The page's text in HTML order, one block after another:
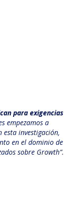
para exigencias
empezamos a
esta investigación,
en el dominio de
sobre Growth”.